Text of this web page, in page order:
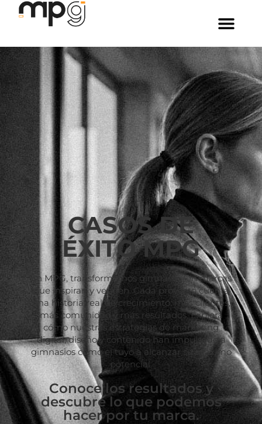
casos-de-exito-mpg
CASOS DE
ÉXITO MPG
En MPG, transformamos gimnasios en marcas
que inspiran y venden. Cada proyecto cuenta
una historia real de crecimiento: más clientes,
más comunidad y más resultados. Explora
cómo nuestras estrategias de marketing
digital, diseño y contenido han impulsado a
gimnasios como el tuyo a alcanzar su máximo
potencial.
Conoce los resultados y
descubre lo que podemos
hacer por tu marca.